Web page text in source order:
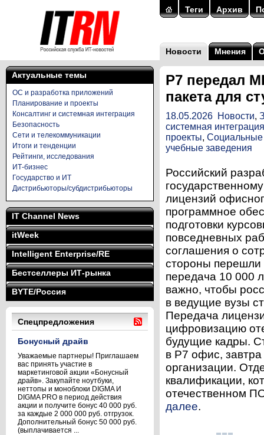
Теги Архив
Новости Мнения
Актуальные темы
ОС и разработка приложений
Планирование и проекты
Консалтинг и системная интеграция
Безопасность
Сети и телекоммуникации
Итоги и тенденции
Рейтинги, исследования
ИТ-бизнес
Государство и ИТ
Дистрибьюторы/субдистрибьюторы
IT Channel News
itWeek
Intelligent Enterprise/RE
Бестселлеры ИТ-рынка
BYTE/Россия
Спецпредложения
Бонусный драйв
Уважаемые партнеры! Приглашаем
вас принять участие в
маркетинговой акции «Бонусный
драйв». Закупайте ноутбуки,
неттопы и моноблоки DIGMA И
DIGMA PRO в период действия
акции и получите бонус 40 000 руб.
за каждые 2 000 000 руб. отгрузок.
Дополнительный бонус 50 000 руб.
(выплачивается ...
Р7 передал
пакета для
18.05.2026 Новости,
системная интеграция
проекты, Социальные
учебные заведения
Российский
лицензий
программное
подготовки
повседневных
соглашения о
стороны перешли
передача 10 000
важно, чтобы
в ведущие вузы
Передача
цифровизацию
будущие кадры.
в Р7 офис, завтра
организации.
квалификации,
отечественном
далее.